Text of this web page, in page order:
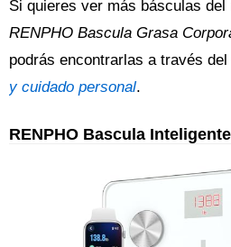
Si quieres ver más básculas del
RENPHO Bascula Grasa
podrás encontrarlas a través
y cuidado personal.
RENPHO Bascula Inteligente